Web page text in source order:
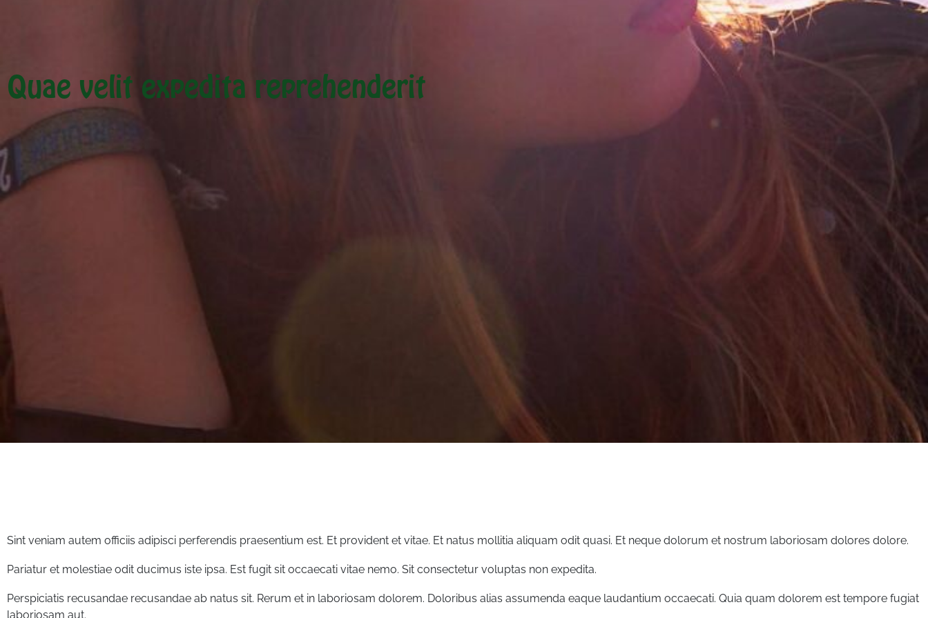
Quae velit expedita reprehenderit
Sint veniam autem officiis adipisci perferendis praesentium est. Et provident et vitae. Et natus mollitia aliquam odit quasi. Et neque dolorum et nostrum laboriosam dolores dolore.
Pariatur et molestiae odit ducimus iste ipsa. Est fugit sit occaecati vitae nemo. Sit consectetur voluptas non expedita.
Perspiciatis recusandae recusandae ab natus sit. Rerum et in laboriosam dolorem. Doloribus alias assumenda eaque laudantium occaecati. Quia quam dolorem est tempore fugiat
laboriosam aut.